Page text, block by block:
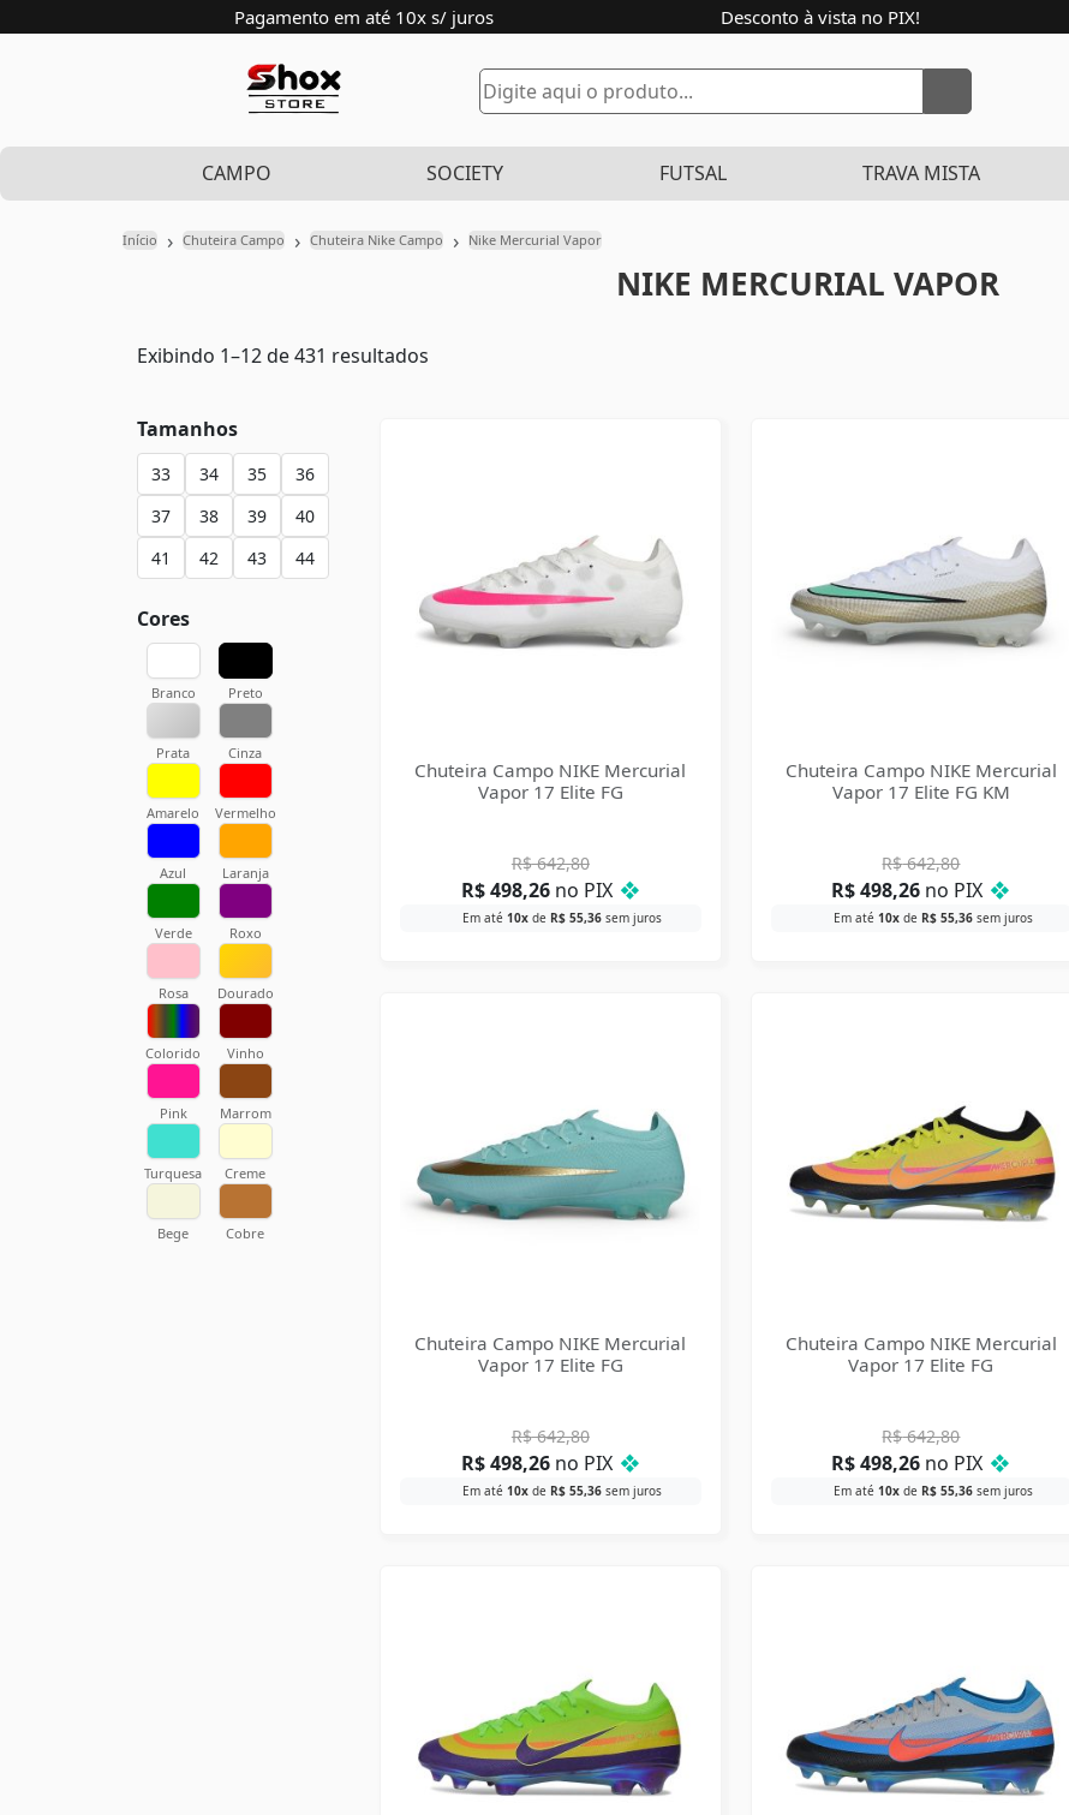
Pagamento em até 10x s/ juros Desconto à vista no PIX!
CAMPO SOCIETY FUTSAL TRAVA MISTA
Início › Chuteira Campo › Chuteira Nike Campo › Nike Mercurial Vapor
NIKE MERCURIAL VAPOR
Exibindo 1–12 de 431 resultados
Tamanhos
33 34 35
36
37
38 39
40
41
42 43 44
Cores
Branco Preto
Prata Cinza
Amarelo Vermelho
Azul Laranja
Verde Roxo
Rosa Dourado
Colorido Vinho
Pink Marrom
Turquesa Creme
Bege Cobre
Chuteira Campo NIKE Mercurial
Vapor 17 Elite FG
R$642,80
R$498,26no PIX ❖
Em até10x de R$ 55,36 sem juros
Chuteira Campo NIKE Mercurial
Vapor 17 Elite FG KM
R$642,80
R$498,26 no PIX ❖
Em até 10xde R$55,36sem juros
Chuteira Campo NIKE Mercurial
Vapor 17 Elite FG
R$642,80
R$498,26no PIX ❖
Em até10x de R$ 55,36 sem juros
Chuteira Campo NIKE Mercurial
Vapor 17 Elite FG
R$642,80
R$498,26 no PIX ❖
Em até 10xde R$55,36sem juros